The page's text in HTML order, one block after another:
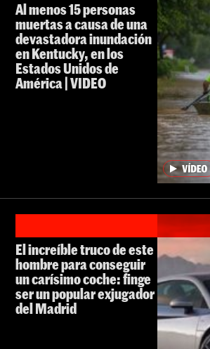
Al menos 15 personas
muertas a causa de una
devastadora inundación
en Kentucky, en los
Estados Unidos de
América | VIDEO
El increíble truco de este
hombre para conseguir
un carísimo coche: finge
ser un popular exjugador
del Madrid